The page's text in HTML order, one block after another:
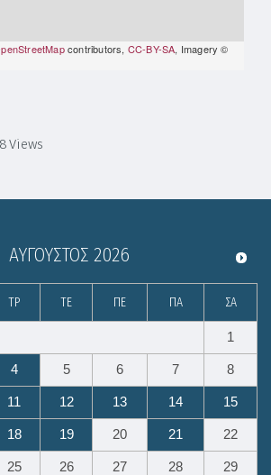
contributors, CC-BY-SA, Imagery ©
Views
ΑΎΓΟΥΣΤΟΣ 2026
ΤΡ ΤΕ ΠΕ ΠΑ ΣΑ
1
4 5 6 7 8
11 12 13 14 15
18 19 20 21 22
25 26 27 28 29